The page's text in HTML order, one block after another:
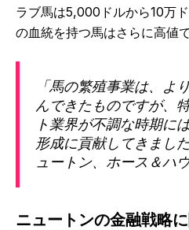
ラブ馬は5,000ドルから10万
の血統を持つ馬はさらに高値
「馬の繁殖事業は、よ
んできたものですが、
ト業界が不調な時期に
形成に貢献してきまし
ュートン、ホース＆ハ
ニュートンの金融戦略